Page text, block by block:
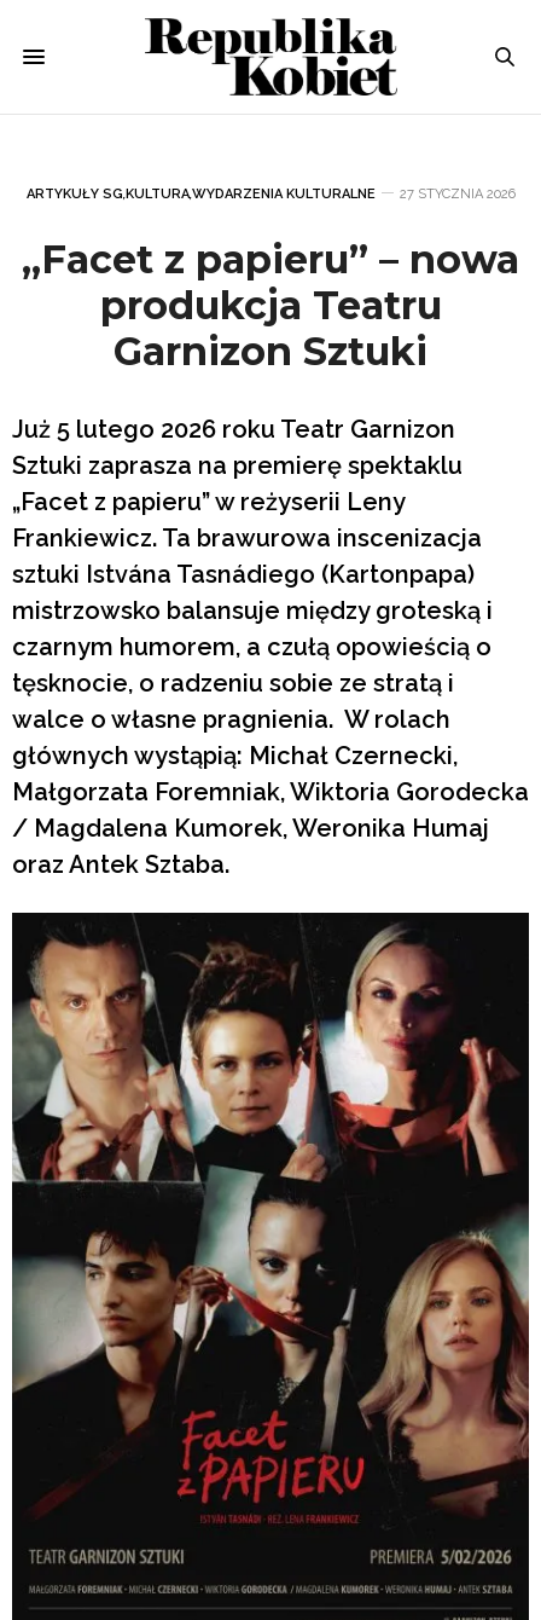
ARTYKUŁY SG,KULTURA,WYDARZENIA KULTURALNE 27 STYCZNIA 2026
„Facet z papieru” – nowa
produkcja Teatru
Garnizon Sztuki
Już 5 lutego 2026 roku Teatr Garnizon
Sztuki zaprasza na premierę spektaklu
„Facet z papieru” w reżyserii Leny
Frankiewicz. Ta brawurowa inscenizacja
sztuki Istvána Tasnádiego (Kartonpapa)
mistrzowsko balansuje między groteską i
czarnym humorem, a czułą opowieścią o
tęsknocie, o radzeniu sobie ze stratą i
walce o własne pragnienia. W rolach
głównych wystąpią: Michał Czernecki,
Małgorzata Foremniak, Wiktoria Gorodecka
/ Magdalena Kumorek, Weronika Humaj
oraz Antek Sztaba.